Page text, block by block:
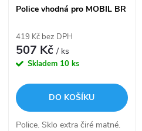
Police vhodná pro MOBIL BR
419 Kč bez DPH
507 Kč/ ks
Skladem 10 ks
DO KOŠÍKU
Police. Sklo extra čiré matné.